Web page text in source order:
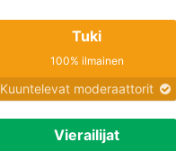
Tuki
100% ilmainen
Kuuntelevat moderaattorit
Vierailijat